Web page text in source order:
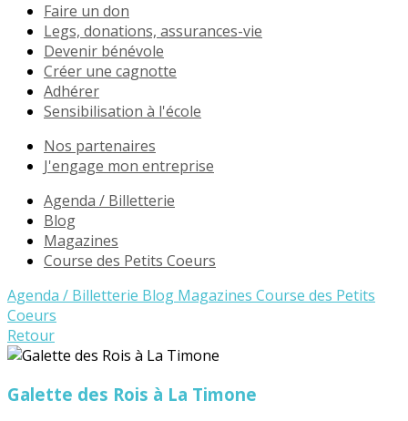
Faire un don
Legs, donations, assurances-vie
Devenir bénévole
Créer une cagnotte
Adhérer
Sensibilisation à l'école
Nos partenaires
J'engage mon entreprise
Agenda / Billetterie
Blog
Magazines
Course des Petits Coeurs
Agenda / Billetterie Blog Magazines Course des Petits
Coeurs
Retour
Galette des Rois à La Timone